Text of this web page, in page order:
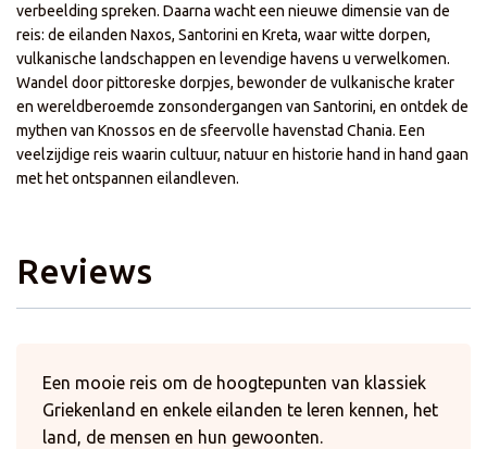
verbeelding spreken. Daarna wacht een nieuwe dimensie van de
reis: de eilanden Naxos, Santorini en Kreta, waar witte dorpen,
vulkanische landschappen en levendige havens u verwelkomen.
Wandel door pittoreske dorpjes, bewonder de vulkanische krater
en wereldberoemde zonsondergangen van Santorini, en ontdek de
mythen van Knossos en de sfeervolle havenstad Chania. Een
veelzijdige reis waarin cultuur, natuur en historie hand in hand gaan
met het ontspannen eilandleven.
Reviews
Een mooie reis om de hoogtepunten van klassiek
Griekenland en enkele eilanden te leren kennen, het
land, de mensen en hun gewoonten.